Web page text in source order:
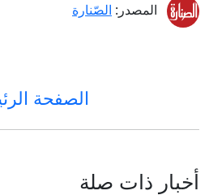
المصدر: الصّنارة
الصفحة
أخبار ذات صلة